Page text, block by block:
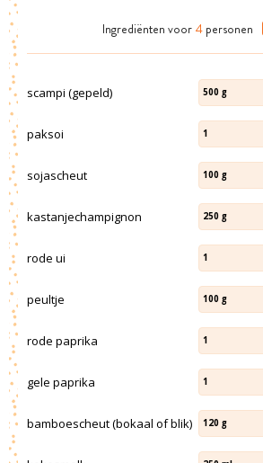
Ingrediënten voor 4 personen
scampi (gepeld) 500 g
paksoi 1
sojascheut 100 g
kastanjechampignon 250 g
rode ui 1
peultje 100 g
rode paprika 1
gele paprika 1
bamboescheut (bokaal of blik) 120 g